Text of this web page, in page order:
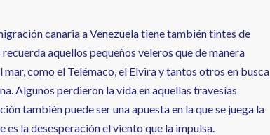
canaria a Venezuela tiene también tintes de
aquellos pequeños veleros que de manera
mar, como el Telémaco, el Elvira y tantos otros en busca
Algunos perdieron la vida en aquellas travesías
también puede ser una apuesta en la que se juega la
es la desesperación el viento que la impulsa.